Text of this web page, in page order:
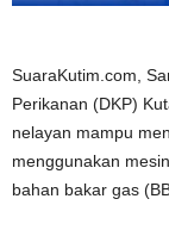
SuaraKutim.com,
Perikanan (DKP)
nelayan mampu
menggunakan
bahan bakar gas